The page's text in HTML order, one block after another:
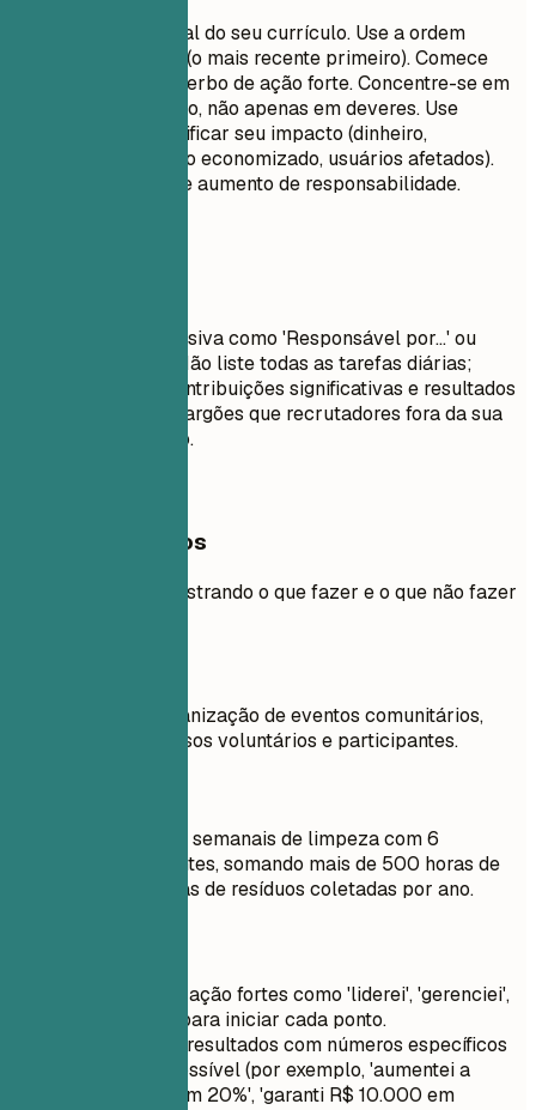
Esta é a parte central do seu currículo. Use a ordem
cronológica inversa (o mais recente primeiro). Comece
cada item com um verbo de ação forte. Concentre-se em
conquistas e impacto, não apenas em deveres. Use
números para quantificar seu impacto (dinheiro,
porcentagens, tempo economizado, usuários afetados).
Mostre progressão e aumento de responsabilidade.
Evite linguagem passiva como 'Responsável por...' ou
'Encarregado de...'. Não liste todas as tarefas diárias;
concentre-se em contribuições significativas e resultados
mensuráveis. Evite jargões que recrutadores fora da sua
área não entenderão.
Exemplos práticos
Exemplo prático mostrando o que fazer e o que não fazer
Supervisionei a organização de eventos comunitários,
envolvendo numerosos voluntários e participantes.
Coordenou mutirões semanais de limpeza com 6
voluntários recorrentes, somando mais de 500 horas de
serviço e 3 toneladas de resíduos coletadas por ano.
Use verbos de ação fortes como 'liderei', 'gerenciei',
'implementei' para iniciar cada ponto.
Quantifique os resultados com números específicos
sempre que possível (por exemplo, 'aumentei a
participação em 20%', 'garanti R$ 10.000 em